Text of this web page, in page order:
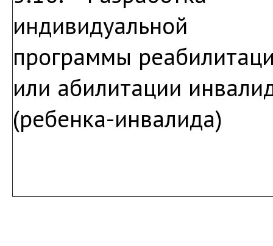
индивидуальной
программы
или абилитации
(ребенка-инвалида)